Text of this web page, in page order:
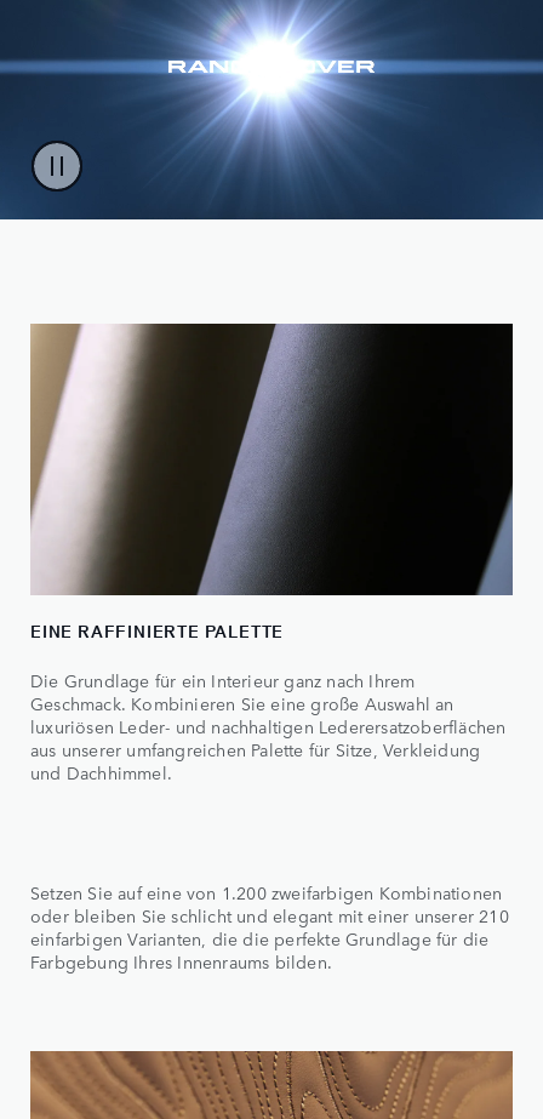
EINE RAFFINIERTE PALETTE
Die Grundlage für ein Interieur ganz nach Ihrem
Geschmack. Kombinieren Sie eine große Auswahl an
luxuriösen Leder- und nachhaltigen Lederersatzoberflächen
aus unserer umfangreichen Palette für Sitze, Verkleidung
und Dachhimmel.
Setzen Sie auf eine von 1.200 zweifarbigen Kombinationen
oder bleiben Sie schlicht und elegant mit einer unserer 210
einfarbigen Varianten, die die perfekte Grundlage für die
Farbgebung Ihres Innenraums bilden.